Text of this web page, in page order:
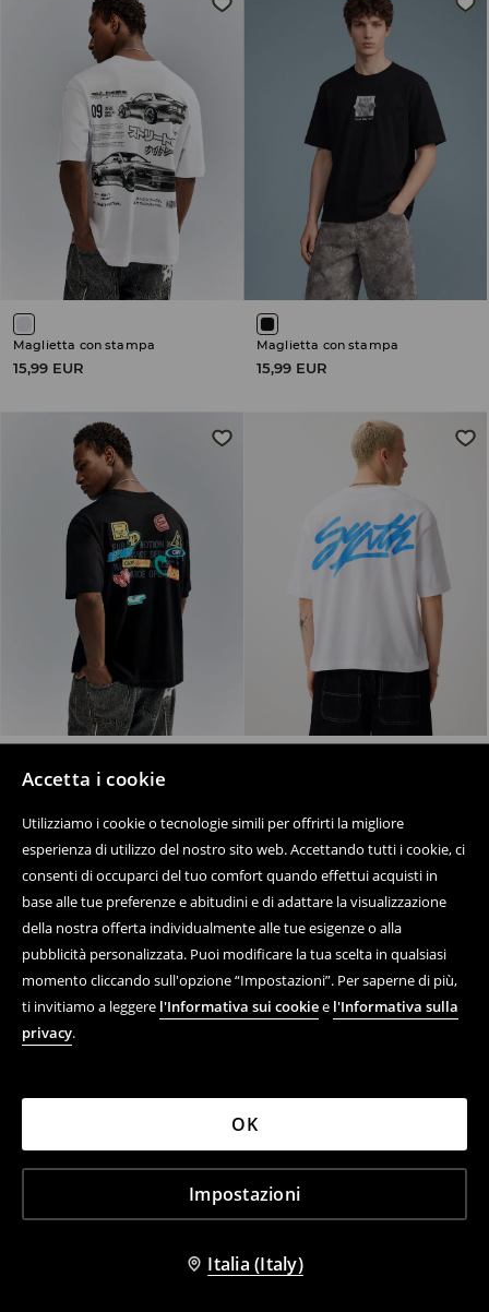
Accetta i cookie
Utilizziamo i cookie o tecnologie simili per offrirti la migliore
esperienza di utilizzo del nostro sito web. Accettando tutti i cookie, ci
consenti di occuparci del tuo comfort quando effettui acquisti in
base alle tue preferenze e abitudini e di adattare la visualizzazione
della nostra offerta individualmente alle tue esigenze o alla
pubblicità personalizzata. Puoi modificare la tua scelta in qualsiasi
momento cliccando sull'opzione “Impostazioni”. Per saperne di più,
ti invitiamo a leggere l'Informativa sui cookiee l'Informativa sulla
privacy.
Impostazioni
OK
Italia (Italy)
Maglietta con stampa
15,99 EUR
Maglietta con stampa
15,99 EUR
Maglietta con stampa
Maglietta con stampa Maglietta